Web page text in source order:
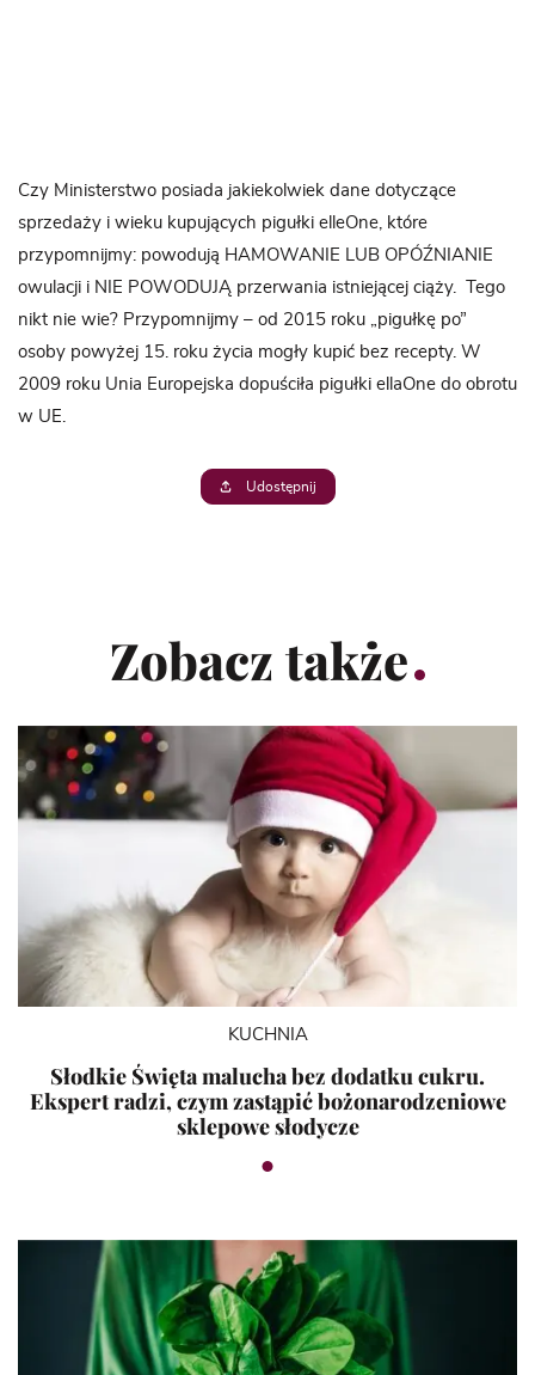
Czy Ministerstwo posiada jakiekolwiek dane dotyczące
sprzedaży i wieku kupujących pigułki elleOne, które
przypomnijmy: powodują HAMOWANIE LUB OPÓŹNIANIE
owulacji i NIE POWODUJĄ przerwania istniejącej ciąży. Tego
nikt nie wie? Przypomnijmy – od 2015 roku „pigułkę po”
osoby powyżej 15. roku życia mogły kupić bez recepty. W
2009 roku Unia Europejska dopuściła pigułki ellaOne do obrotu
w UE.
Udostępnij
Zobacz także
KUCHNIA
Słodkie Święta malucha bez dodatku cukru.
Ekspert radzi, czym zastąpić bożonarodzeniowe
sklepowe słodycze